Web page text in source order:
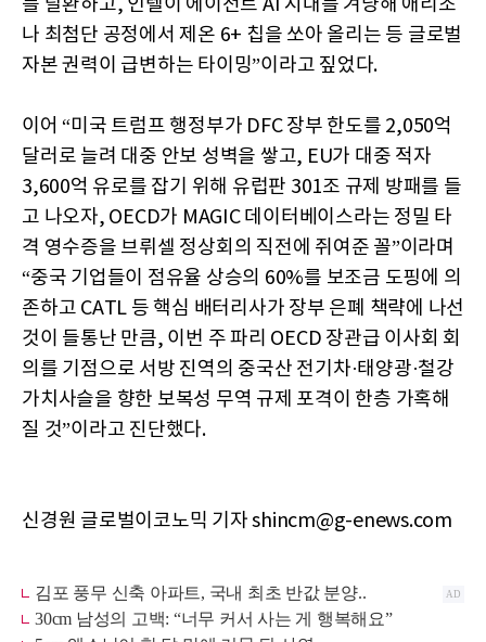
를 탈환하고, 인텔이 에이전트 AI 시대를 겨냥해 애리조
나 최첨단 공정에서 제온 6+ 칩을 쏘아 올리는 등 글로벌
자본 권력이 급변하는 타이밍”이라고 짚었다.
이어 “미국 트럼프 행정부가 DFC 장부 한도를 2,050억
달러로 늘려 대중 안보 성벽을 쌓고, EU가 대중 적자
3,600억 유로를 잡기 위해 유럽판 301조 규제 방패를 들
고 나오자, OECD가 MAGIC 데이터베이스라는 정밀 타
격 영수증을 브뤼셀 정상회의 직전에 쥐여준 꼴”이라며
“중국 기업들이 점유율 상승의 60%를 보조금 도핑에 의
존하고 CATL 등 핵심 배터리사가 장부 은폐 책략에 나선
것이 들통난 만큼, 이번 주 파리 OECD 장관급 이사회 회
의를 기점으로 서방 진역의 중국산 전기차·태양광·철강
가치사슬을 향한 보복성 무역 규제 포격이 한층 가혹해
질 것”이라고 진단했다.
신경원 글로벌이코노믹 기자 shincm@g-enews.com